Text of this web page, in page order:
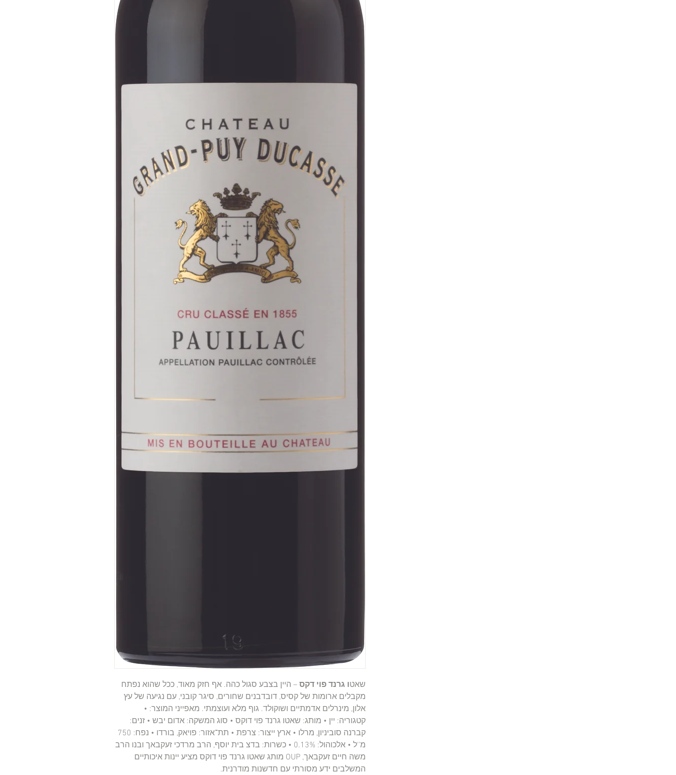
שאטו גרנד פוי דקס – היין בצבע סגול כהה. אף חזק מאוד, ככל שהוא נפתח
מקבלים ארומות של קסיס, דובדבנים שחורים, סיגר קובני, עם נגיעה של עץ
אלון, מינרלים אדמתיים ושוקולד. גוף מלא ועוצמתי. מאפייני המוצר: •
קטגוריה: יין • מותג: שאטו גרנד פוי דוקס • סוג המשקה: אדום יבש • זנים:
קברנה סוביניון, מרלו • ארץ ייצור: צרפת • תת־אזור: פויאק, בורדו • נפח: 750
מ''ל • אלכוהול: 0.13% • כשרות: בדצ בית יוסף, הרב מרדכי זעקבאך ובנו הרב
משה חיים זעקבאך, OUP מותג שאטו גרנד פוי דוקס מציע יינות איכותיים
המשלבים ידע מסורתי עם חדשנות מודרנית.